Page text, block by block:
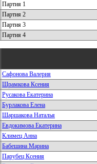
Партия 1
Партия 2
Партия 3
Партия 4
Сафонова Валерия
Шрамкова Ксения
Русакова Екатерина
Бурлакова Елена
Шаршакова Наталья
Евдокимова Екатерина
Климец Анна
Бабешина Марина
Парубец Ксения